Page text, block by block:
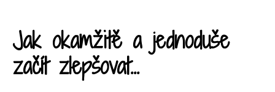
Jak okamžitě a jednoduše
začít zlepšovat...